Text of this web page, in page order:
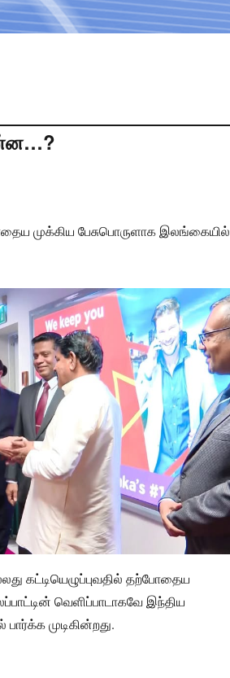
முக்கிய பேசுபொருளாக இலங்கையில்
கட்டியெழுப்புவதில் தற்போதைய
வெளிப்பாடாகவே இந்திய
முடிகின்றது.